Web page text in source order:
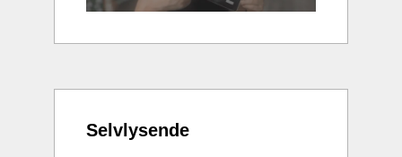
Selvlysende